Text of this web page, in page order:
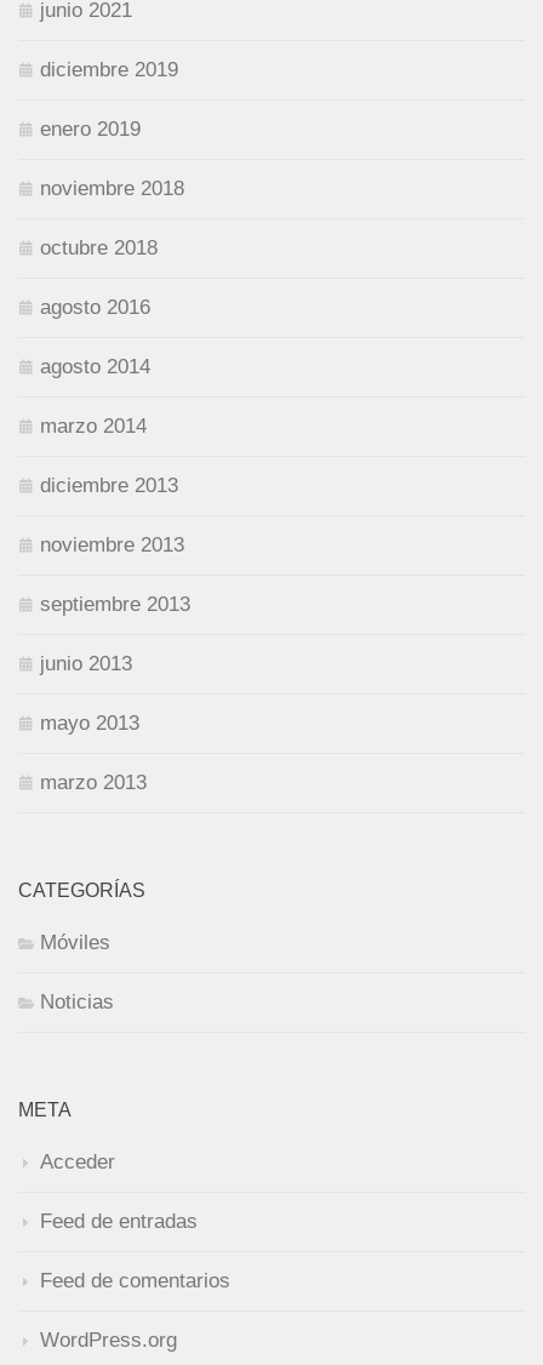
junio 2021
diciembre 2019
enero 2019
noviembre 2018
octubre 2018
agosto 2016
agosto 2014
marzo 2014
diciembre 2013
noviembre 2013
septiembre 2013
junio 2013
mayo 2013
marzo 2013
CATEGORÍAS
Móviles
Noticias
META
Acceder
Feed de entradas
Feed de comentarios
WordPress.org